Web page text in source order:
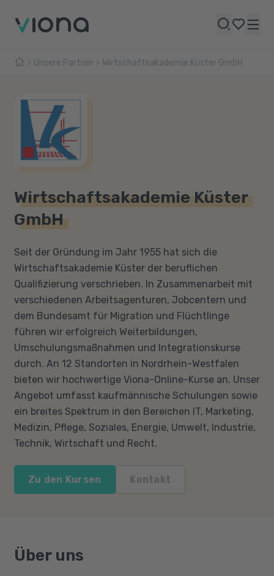
Unsere Partner Wirtschaftsakademie Küster GmbH
Wirtschaftsakademie Küster
GmbH
Seit der Gründung im Jahr 1955 hat sich die
Wirtschaftsakademie Küster der beruflichen
Qualifizierung verschrieben. In Zusammenarbeit mit
verschiedenen Arbeitsagenturen, Jobcentern und
dem Bundesamt für Migration und Flüchtlinge
führen wir erfolgreich Weiterbildungen,
Umschulungsmaßnahmen und Integrationskurse
durch. An 12 Standorten in Nordrhein-Westfalen
bieten wir hochwertige Viona-Online-Kurse an. Unser
Angebot umfasst kaufmännische Schulungen sowie
ein breites Spektrum in den Bereichen IT, Marketing,
Medizin, Pflege, Soziales, Energie, Umwelt, Industrie,
Technik, Wirtschaft und Recht.
Zu den Kursen Kontakt
Über uns